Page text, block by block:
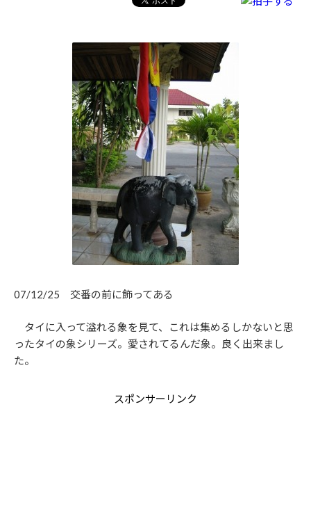
07/12/25 交番の前に飾ってある
タイに入って溢れる象を見て、これは集めるしかないと思
ったタイの象シリーズ。愛されてるんだ象。良く出来まし
た。
スポンサーリンク